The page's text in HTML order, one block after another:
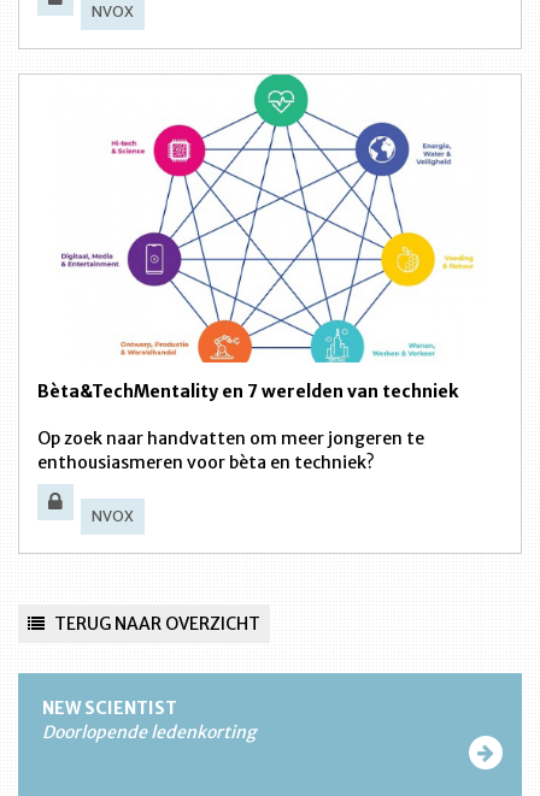
NVOX
Bèta&TechMentality en 7 werelden van techniek
Op zoek naar handvatten om meer jongeren te
enthousiasmeren voor bèta en techniek?
NVOX
TERUG NAAR OVERZICHT
NEW SCIENTIST
Doorlopende ledenkorting